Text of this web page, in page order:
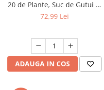
20 de Plante, Suc de Gutui și
Vitamina C 500 ml
72,99 Lei
ADAUGA IN COS